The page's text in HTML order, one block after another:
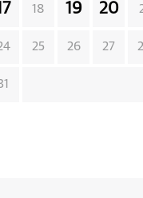
18 19 20
25 26 27